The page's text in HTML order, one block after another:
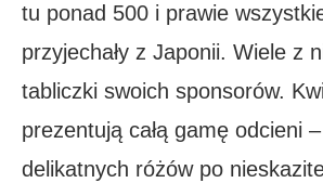
tu ponad 500 i prawie
przyjechały z Japonii. Wiele z
tabliczki swoich sponsorów.
prezentują całą gamę odcieni
delikatnych różów po